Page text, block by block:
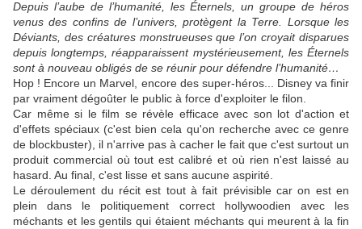
Depuis l’aube de l’humanité, les Éternels, un groupe de héros
venus des confins de l’univers, protègent la Terre. Lorsque les
Déviants, des créatures monstrueuses que l’on croyait disparues
depuis longtemps, réapparaissent mystérieusement, les Éternels
sont à nouveau obligés de se réunir pour défendre l’humanité…
Hop ! Encore un Marvel, encore des super-héros... Disney va finir
par vraiment dégoûter le public à force d'exploiter le filon.
Car même si le film se révèle efficace avec son lot d'action et
d'effets spéciaux (c'est bien cela qu'on recherche avec ce genre
de blockbuster), il n'arrive pas à cacher le fait que c'est surtout un
produit commercial où tout est calibré et où rien n'est laissé au
hasard. Au final, c'est lisse et sans aucune aspirité.
Le déroulement du récit est tout à fait prévisible car on est en
plein dans le politiquement correct hollywoodien avec les
méchants et les gentils qui étaient méchants qui meurent à la fin